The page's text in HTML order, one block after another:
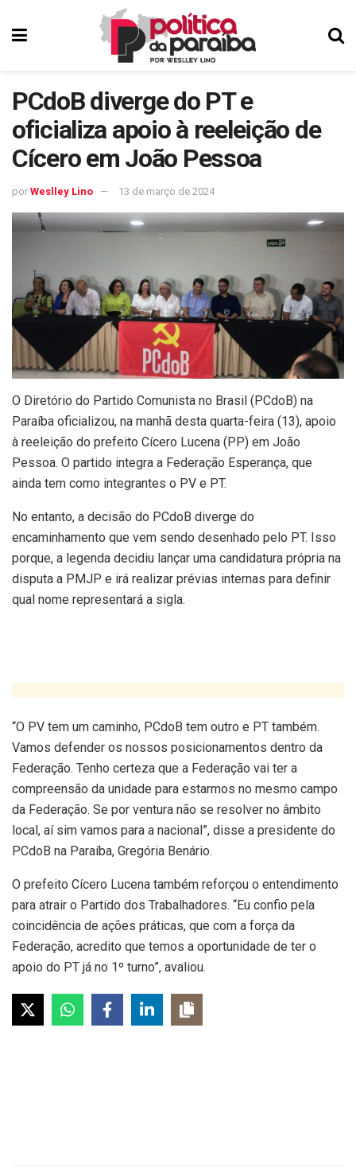
PCdoB diverge do PT e
oficializa apoio à reeleição de
Cícero em João Pessoa
por Weslley Lino 13 de março de 2024
O Diretório do Partido Comunista no Brasil (PCdoB) na
Paraíba oficializou, na manhã desta quarta-feira (13), apoio
à reeleição do prefeito Cícero Lucena (PP) em João
Pessoa. O partido integra a Federação Esperança, que
ainda tem como integrantes o PV e PT.
No entanto, a decisão do PCdoB diverge do
encaminhamento que vem sendo desenhado pelo PT. Isso
porque, a legenda decidiu lançar uma candidatura própria na
disputa a PMJP e irá realizar prévias internas para definir
qual nome representará a sigla.
“O PV tem um caminho, PCdoB tem outro e PT também.
Vamos defender os nossos posicionamentos dentro da
Federação. Tenho certeza que a Federação vai ter a
compreensão da unidade para estarmos no mesmo campo
da Federação. Se por ventura não se resolver no âmbito
local, aí sim vamos para a nacional”, disse a presidente do
PCdoB na Paraíba, Gregória Benário.
O prefeito Cícero Lucena também reforçou o entendimento
para atrair o Partido dos Trabalhadores. “Eu confio pela
coincidência de ações práticas, que com a força da
Federação, acredito que temos a oportunidade de ter o
apoio do PT já no 1º turno”, avaliou.